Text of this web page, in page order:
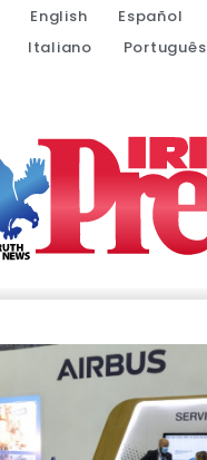
English Español
Italiano
Português